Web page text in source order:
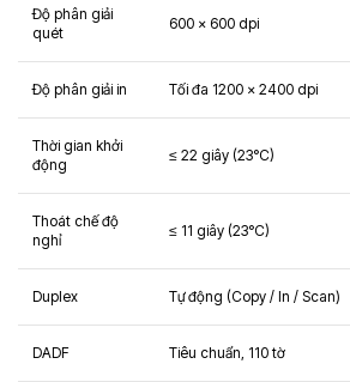
Độ phân giải
quét
600 x 600 dpi
Độ phân giải in Tối đa 1200 x 2400 dpi
Thời gian khởi
động
≤ 22 giây (23°C)
Thoát chế độ
nghỉ
≤ 11 giây (23°C)
Duplex Tự động (Copy / In / Scan)
DADF Tiêu chuẩn, 110 tờ